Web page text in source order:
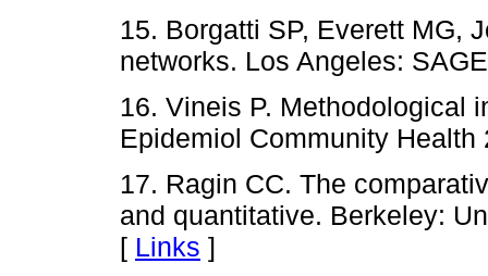
15. Borgatti SP, Everett MG,
networks. Los Angeles:
16. Vineis P. Methodological
Epidemiol Community
17. Ragin CC. The
and quantitative. Berkeley:
[ Links ]